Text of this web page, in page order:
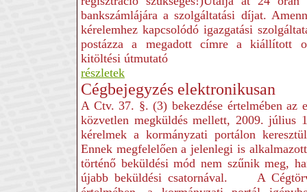
bankszámlájára a szolgáltatási díjat.
kérelemhez kapcsolódó igazgatási
postázza a megadott címre a kiállított
kitöltési útmutató
részletek
Cégbejegyzés elektronikusan
A Ctv. 37. §. (3) bekezdése értelmében az
közvetlen megküldés mellett, 2009. július
kérelmek a kormányzati portálon
Ennek megfelelően a jelenlegi is
történő beküldési mód nem szűnik meg,
újabb beküldési csatornával. A